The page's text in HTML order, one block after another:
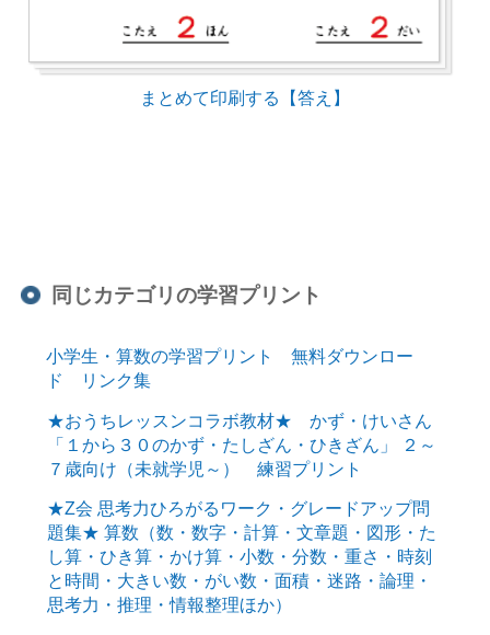
まとめて印刷する【答え】
同じカテゴリの学習プリント
小学生・算数の学習プリント 無料ダウンロー
ド リンク集
★おうちレッスンコラボ教材★ かず・けいさん
「１から３０のかず・たしざん・ひきざん」 ２～
７歳向け（未就学児～） 練習プリント
★Z会 思考力ひろがるワーク・グレードアップ問
題集★ 算数（数・数字・計算・文章題・図形・た
し算・ひき算・かけ算・小数・分数・重さ・時刻
と時間・大きい数・がい数・面積・迷路・論理・
思考力・推理・情報整理ほか）